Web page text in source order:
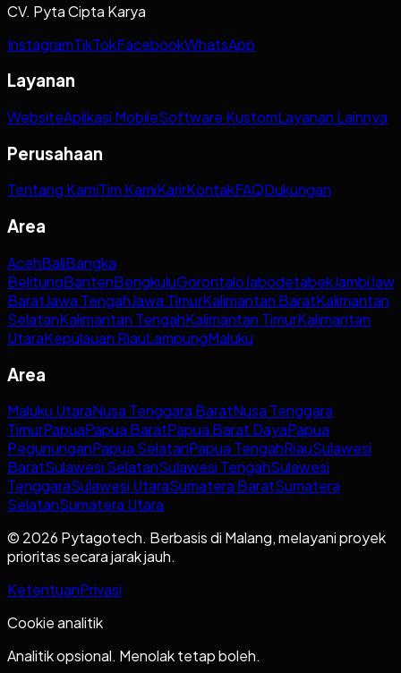
CV. Pyta Cipta Karya
InstagramTikTokFacebookWhatsApp
Layanan
WebsiteAplikasi MobileSoftware KustomLayanan Lainnya
Perusahaan
Tentang KamiTim KamiKarirKontakFAQDukungan
Area
AcehBaliBangka
BelitungBantenBengkuluGorontaloJabodetabekJambi
BaratJawa TengahJawa TimurKalimantan BaratKalimantan
SelatanKalimantan TengahKalimantan TimurKalimantan
UtaraKepulauan RiauLampungMaluku
Area
Maluku UtaraNusa Tenggara BaratNusa Tenggara
TimurPapuaPapua BaratPapua Barat DayaPapua
PegununganPapua SelatanPapua TengahRiauSulawesi
BaratSulawesi SelatanSulawesi TengahSulawesi
TenggaraSulawesi UtaraSumatera BaratSumatera
SelatanSumatera Utara
© 2026 Pytagotech. Berbasis di Malang, melayani proyek
prioritas secara jarak jauh.
KetentuanPrivasi
Cookie analitik
Analitik opsional. Menolak tetap boleh.